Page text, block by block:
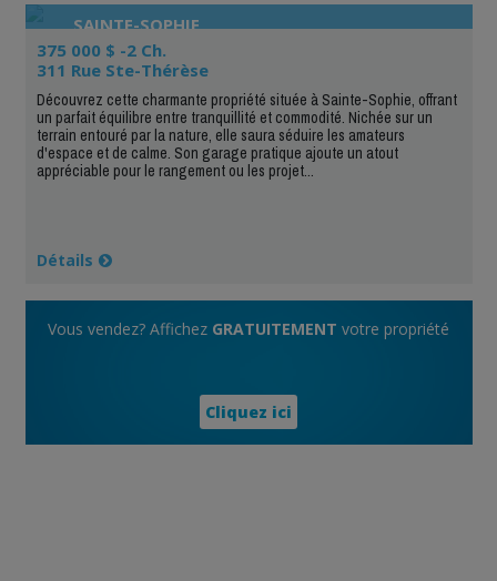
SAINTE-SOPHIE
375 000 $ -2 Ch.
311 Rue Ste-Thérèse
Découvrez cette charmante propriété située à Sainte-Sophie, offrant
un parfait équilibre entre tranquillité et commodité. Nichée sur un
terrain entouré par la nature, elle saura séduire les amateurs
d'espace et de calme. Son garage pratique ajoute un atout
appréciable pour le rangement ou les projet...
Détails
Vous vendez? Affichez GRATUITEMENT votre propriété
Cliquez ici